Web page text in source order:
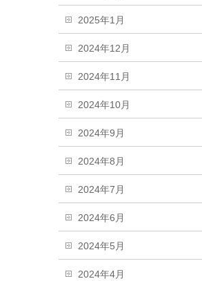
2025年1月
2024年12月
2024年11月
2024年10月
2024年9月
2024年8月
2024年7月
2024年6月
2024年5月
2024年4月